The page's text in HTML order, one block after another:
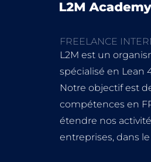
FREELANCE
L2M est un
spécialisé en Lean
Notre objectif est
compétences en
étendre nos
entreprises, dans